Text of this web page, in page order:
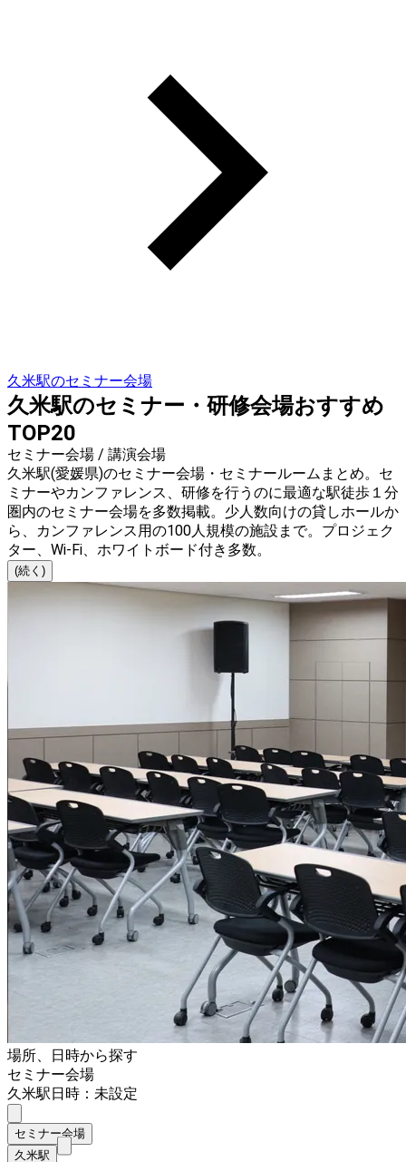
久米駅のセミナー会場
久米駅のセミナー・研修会場おすすめ
TOP20
セミナー会場 / 講演会場
久米駅(愛媛県)のセミナー会場・セミナールームまとめ。セ
ミナーやカンファレンス、研修を行うのに最適な駅徒歩１分
圏内のセミナー会場を多数掲載。少人数向けの貸しホールか
ら、カンファレンス用の100人規模の施設まで。プロジェク
ター、Wi-Fi、ホワイトボード付き多数。
(続く)
場所、日時から探す
セミナー会場
久米駅日時：未設定
セミナー会場
久米駅